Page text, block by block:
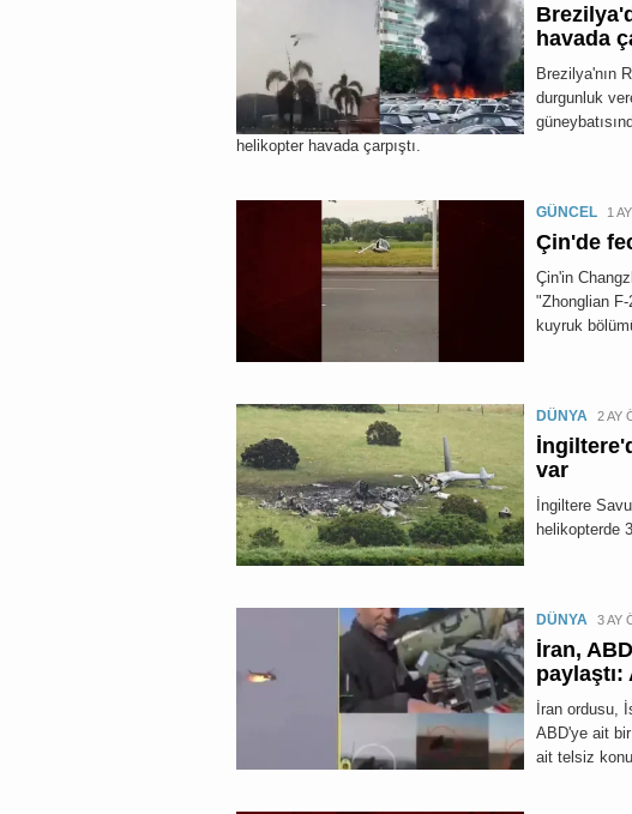
havada
Brezilya'nın
durgunluk
helikopter havada çarpıştı.
GÜNCEL 1
Çin'de
Çin'in
"Zhonglian F-
kuyruk
DÜNYA 2 AY
var
İngiltere
helikopterde
DÜNYA 3 AY
İran,
paylaştı:
İran ordusu,
ABD'ye ait
ait telsiz